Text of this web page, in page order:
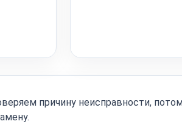
причину неисправности,